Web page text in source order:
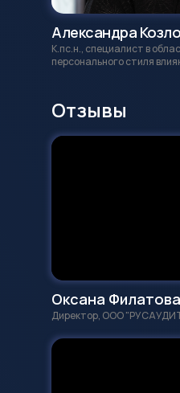
К.пс.н., специалист в
персонального стиля
Александра
Отзывы
Оксана Филатова
Директор, ООО